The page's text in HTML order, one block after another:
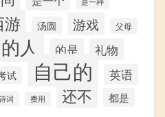
游 汤圆 游戏 父母
的人 的是 礼物
试 自己的 英语
词 费用 还不 都是